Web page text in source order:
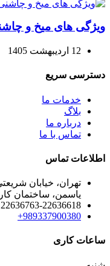
ویژگی های میخ و
12 اردیبهشت 1405
دسترسی سریع
خدمات ما
بلاگ
درباره ما
تماس با ما
اطلاعات تماس
تهران، خیابان
یاسمن، ساختمان
22636763-22636618
989337900380+
ساعات کاری